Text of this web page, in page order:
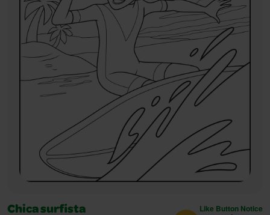
Chica surfista Like Button Notice